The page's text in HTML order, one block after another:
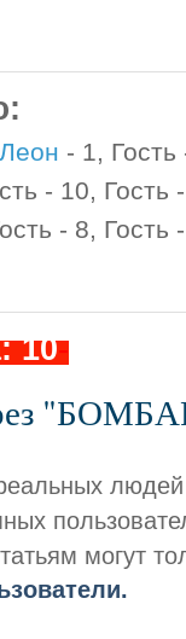
- 1, Гость
- 10, Гость
- 8, Гость
10-
могут